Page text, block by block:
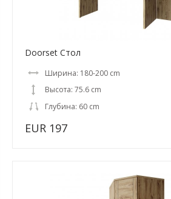
Doorset Стол
Ширина: 180-200 cm
Высота: 75.6 cm
Глубина: 60 cm
EUR 197